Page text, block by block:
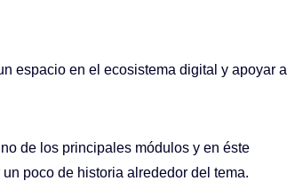
espacio en el ecosistema digital y apoyar a
de los principales módulos y en éste
poco de historia alrededor del tema.